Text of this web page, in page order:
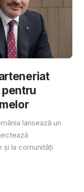
pentru
lansează un
și la comunități